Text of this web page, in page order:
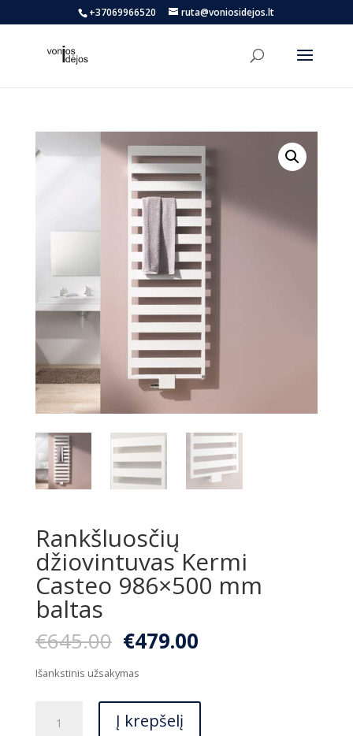
+37069966520 ruta@voniosidejos.lt
Rankšluosčių
džiovintuvas Kermi
Casteo 986×500 mm
baltas
€645.00 Original
price
was:
€645.00.
€479.00Current
€479.00.
Išankstinis užsakymas
kiekis:
Į krepšelį